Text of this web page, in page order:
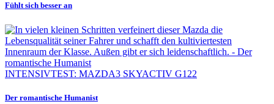
Fühlt sich besser an
INTENSIVTEST: MAZDA3 SKYACTIV G122
Der romantische Humanist